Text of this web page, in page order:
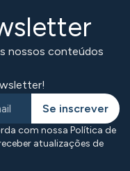
nossos conteúdos
Se inscrever
com nossa Política de
atualizações de